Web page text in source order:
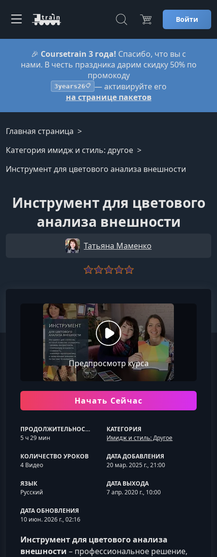
Войти
🎉 Coursetrain 3 года! Спасибо, что вы с
нами. В честь праздника дарим скидку 50% по
промокоду
3years26📋 — активируйте его
на странице пакетов
Главная страница
Категория имидж и стиль: другое
Инструмент для цветового анализа внешности
Инструмент для цветового
анализа внешности
Татьяна Маменко
Предпросмотр курса
Начать Сейчас
ПРОДОЛЖИТЕЛЬНОСТЬ
5 ч 29 мин
КАТЕГОРИЯ
Имидж и стиль: Другое
КОЛИЧЕСТВО УРОКОВ
4 Видео
ДАТА ДОБАВЛЕНИЯ
20 мар. 2025 г., 21:00
ЯЗЫК
Русский
ДАТА ВЫХОДА
7 апр. 2020 г., 10:00
ДАТА ОБНОВЛЕНИЯ
10 июн. 2026 г., 02:16
Инструмент для цветового анализа
внешности – профессиональное решение,